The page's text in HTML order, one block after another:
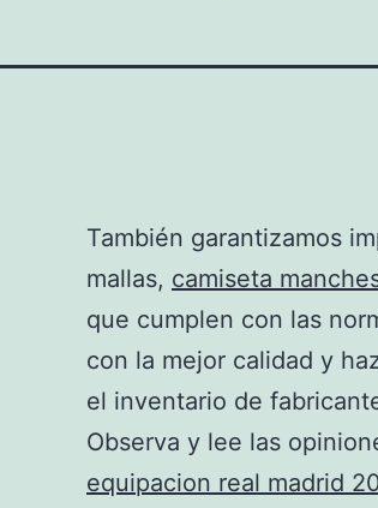
También garantizamos
mallas, camiseta
que cumplen con las
con la mejor calidad y
el inventario de
Observa y lee las
equipacion real madrid